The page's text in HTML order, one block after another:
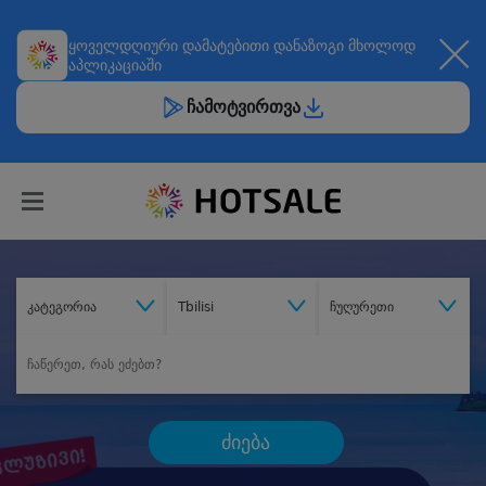
ყოველდღიური დამატებითი დანაზოგი მხოლოდ
აპლიკაციაში
ჩამოტვირთვა
კატეგორია Tbilisi ჩუღურეთი
ძიება